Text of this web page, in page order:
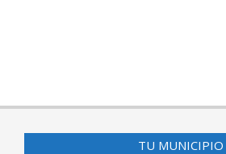
TU MUNICIPIO